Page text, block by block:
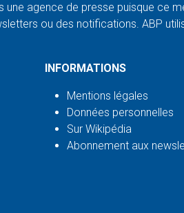
agence de presse puisque ce
ou des notifications. ABP
INFORMATIONS
Mentions légales
Données personnelles
Sur Wikipédia
Abonnement aux